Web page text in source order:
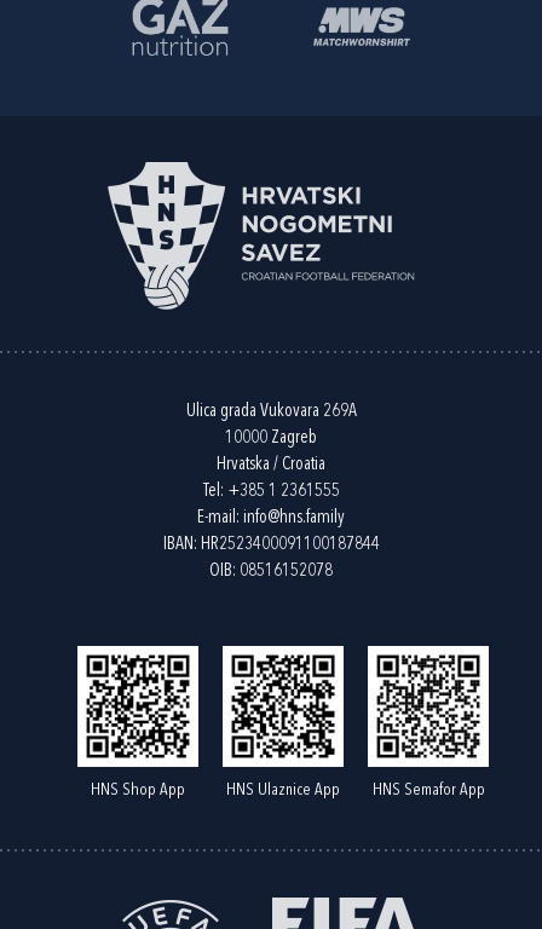
Ulica grada Vukovara 269A
10000 Zagreb
Hrvatska / Croatia
Tel: +385 1 2361555
E-mail: info@hns.family
IBAN: HR2523400091100187844
OIB: 08516152078
HNS Shop App HNS Ulaznice App HNS Semafor App